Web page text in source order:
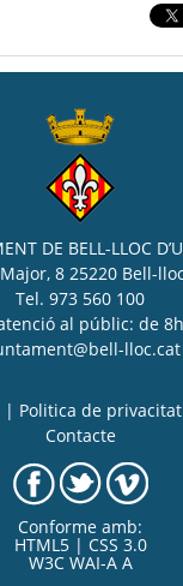
DE BELL-LLOC
8 25220 Bell-lloc
Tel. 973 560 100
al públic: de
lloc.cat
| Politica de privacitat
Contacte
Conforme amb:
HTML5 | CSS 3.0
W3C WAI-A A